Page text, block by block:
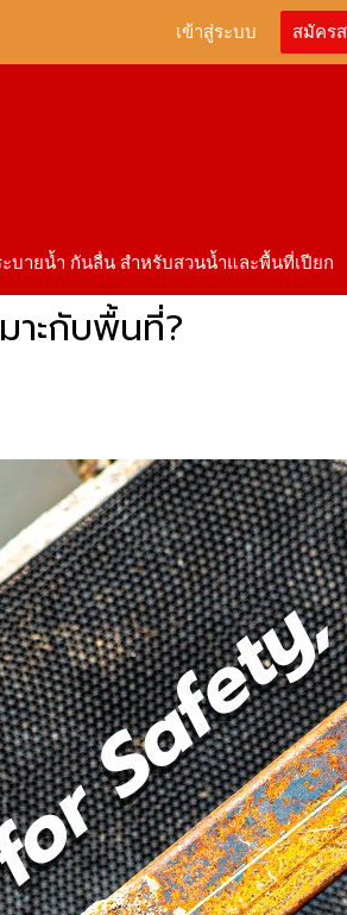
เข้าสู่ระบบ สมัคร
บายน้ำ กันลื่น สำหรับสวนน้ำและพื้นที่เปียก
าะกับพื้นที่?